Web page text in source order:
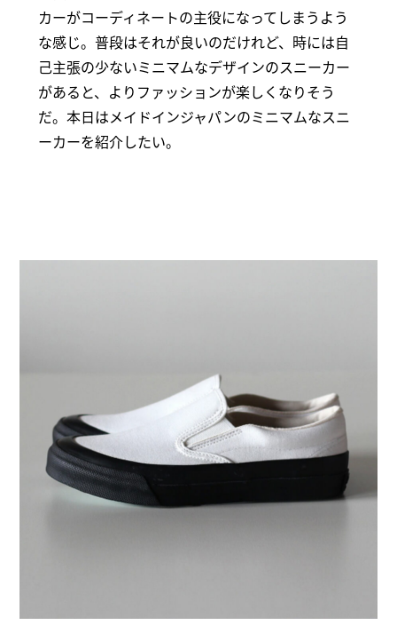
カーがコーディネートの主役になってしまうよう
な感じ。普段はそれが良いのだけれど、時には自
己主張の少ないミニマムなデザインのスニーカー
があると、よりファッションが楽しくなりそう
だ。本日はメイドインジャパンのミニマムなスニ
ーカーを紹介したい。